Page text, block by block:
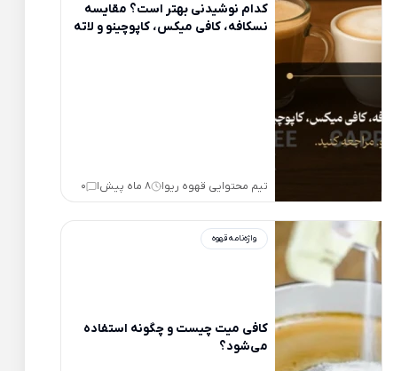
کدام نوشیدنی بهتر است؟ مقایسه
نسکافه، کافی میکس، کاپوچینو و لاته
تیم محتوایی قهوه ریو | 8 ماه پیش |
0
واژه‌نامه قهوه
کافی میت چیست و چگونه استفاده
می‌شود؟